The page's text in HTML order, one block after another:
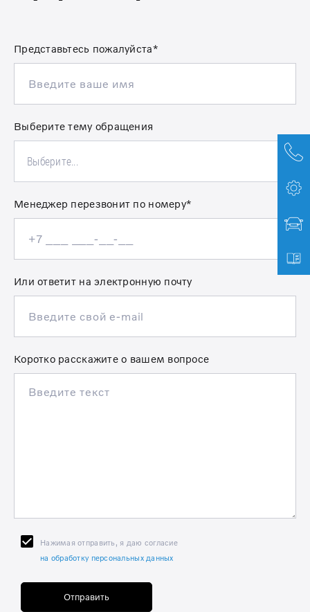
Представьтесь пожалуйста*
Выберите тему обращения
Выберите...
Менеджер перезвонит по номеру*
Или ответит на электронную почту
Коротко расскажите о вашем вопросе
Нажимая отправить, я даю согласие
на обработку персональных данных
Отправить